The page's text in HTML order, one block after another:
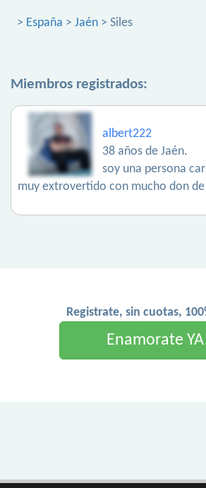
> España > Jaén > Siles
Miembros registrados:
albert222
38 años de Jaén.
soy una persona
muy extrovertido con mucho don
Registrate, sin cuotas,
Enamorate